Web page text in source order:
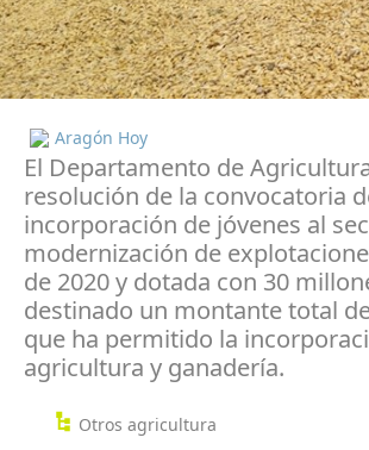
Aragón Hoy
El Departamento de
resolución de la convocatoria
incorporación de jóvenes al
modernización de
de 2020 y dotada con 30
destinado un montante total
que ha permitido la
agricultura y ganadería.
Otros agricultura